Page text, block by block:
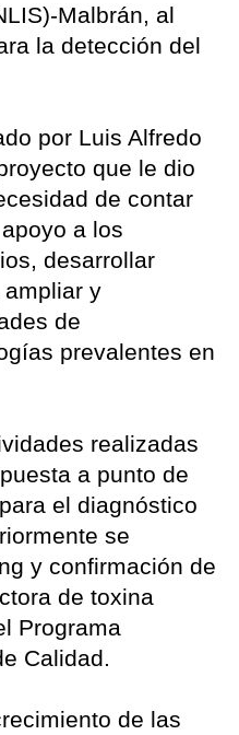
Malbrán, al
la detección del
por Luis Alfredo
que le dio
de contar
a los
desarrollar
y
de
prevalentes en
realizadas
a punto de
el diagnóstico
se
y confirmación de
de toxina
Programa
Calidad.
de las